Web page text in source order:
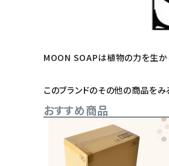
MOON SOAPは植物の力を生か
このブランドのその他の商品をみ
おすすめ商品